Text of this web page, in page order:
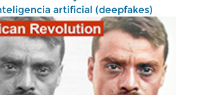
artificial (deepfakes)